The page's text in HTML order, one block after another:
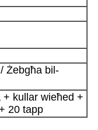
Żebgħa bil-
+ kullar wieħed +
20 tapp